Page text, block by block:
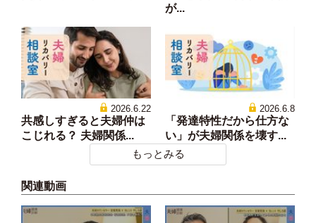
が...
2026.6.22
共感しすぎると夫婦仲は
こじれる？ 夫婦関係...
2026.6.8
「発達特性だから仕方な
い」が夫婦関係を壊す...
もっとみる
関連動画